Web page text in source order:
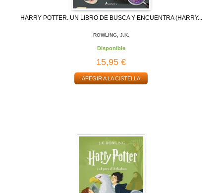
HARRY POTTER. UN LIBRO DE BUSCA Y ENCUENTRA (HARRY...
ROWLING, J.K.
Disponible
15,95 €
AFEGIR A LA CISTELLA